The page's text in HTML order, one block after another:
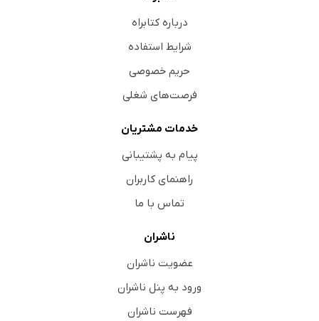
درباره کتابراه
شرایط استفاده
حریم خصوصی
فرصت‌های شغلی
خدمات مشتریان
پیام به پشتیبانی
راهنمای کاربران
تماس با ما
ناشران
عضویت ناشران
ورود به پنل ناشران
فهرست ناشران